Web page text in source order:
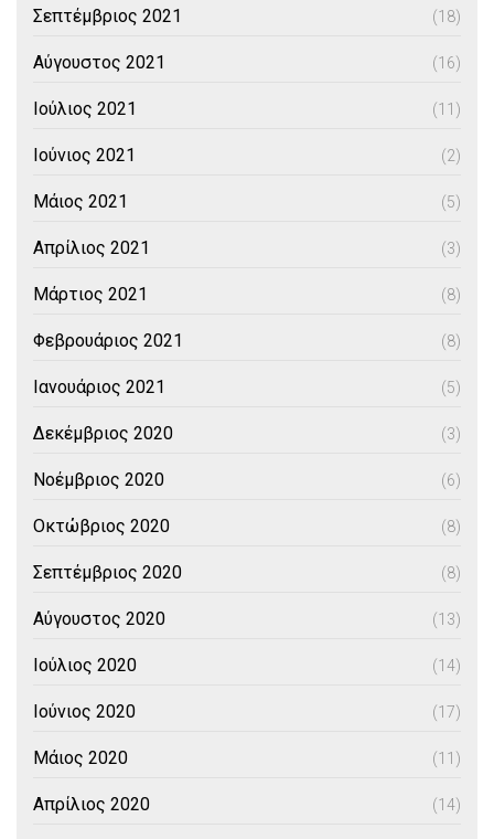
Σεπτέμβριος 2021 (18)
Αύγουστος 2021 (16)
Ιούλιος 2021 (11)
Ιούνιος 2021 (2)
Μάιος 2021 (5)
Απρίλιος 2021 (3)
Μάρτιος 2021 (8)
Φεβρουάριος 2021 (8)
Ιανουάριος 2021 (5)
Δεκέμβριος 2020 (3)
Νοέμβριος 2020 (6)
Οκτώβριος 2020 (8)
Σεπτέμβριος 2020 (8)
Αύγουστος 2020 (13)
Ιούλιος 2020 (14)
Ιούνιος 2020 (17)
Μάιος 2020 (11)
Απρίλιος 2020 (14)